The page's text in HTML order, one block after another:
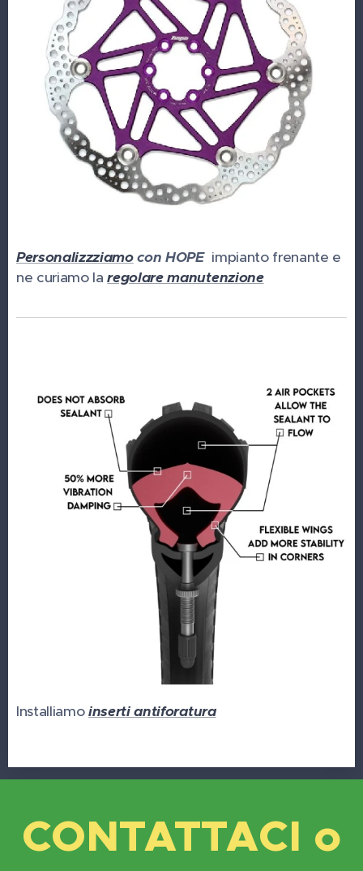
Personalizzziamocon HOPE impianto frenante e
ne curiamo laregolare manutenzione
Installiamoinserti antiforatura
CONTATTACI o